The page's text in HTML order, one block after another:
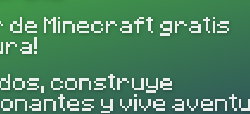
de Minecraft gratis
construye
y vive